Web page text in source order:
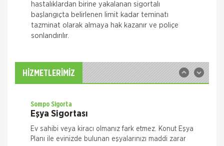
hastalıklardan birine yakalanan sigortalı
başlangıçta belirlenen limit kadar teminatı
tazminat olarak almaya hak kazanır ve poliçe
sonlandırılır.
HİZMETLERİMİZ
Zorunlu Deprem Sigortanız ile depremin neden
olacağı maddi zararlar ile deprem sonucu meydana
gelecek yangın, patlama, tsunami ve yer kayması
hasarlarını teminat altına almak istiyorsanız Das
İş Yeriniz Sompo Japan ile Güvence Altında! İş Yeri
Sompo Sigorta
Eşya Sigortası
Ev sahibi veya kiracı olmanız fark etmez. Konut Eşya
Planı ile evinizde bulunan eşyalarınızı maddi zarar